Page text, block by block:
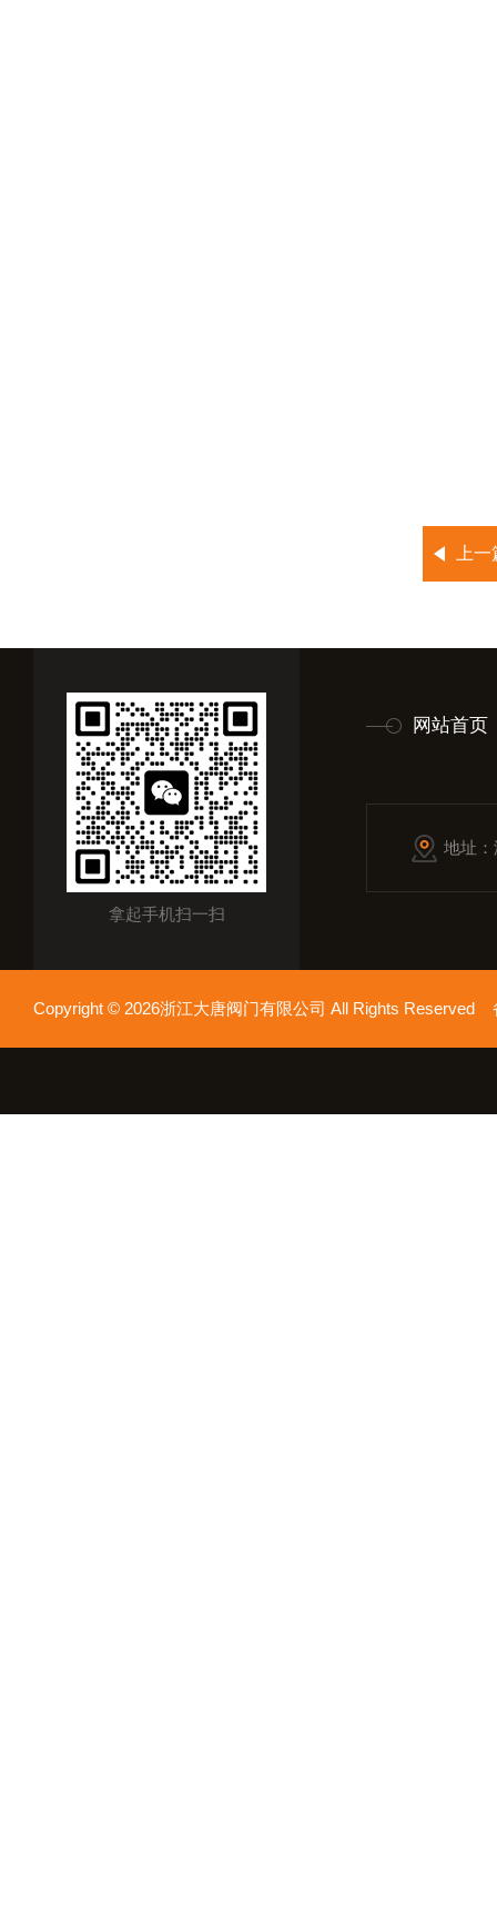
上
拿起手机扫一扫
网站首页
地址
Copyright © 2026浙江大唐阀门有限公司 All Rights Reserved